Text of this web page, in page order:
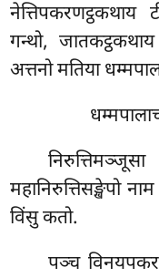
नेत्तिपकरणट्ठकथाय
गन्थो,
अत्तनो मतिया
महानिरुत्तिसङ्खेपो
विंसु कतो.
पञ्च